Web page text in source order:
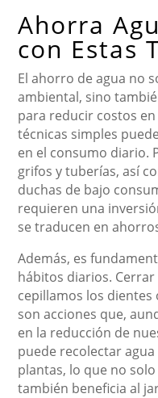
Ahorra
con Estas
El ahorro de agua no
ambiental, sino
para reducir costos
técnicas simples
en el consumo diario.
grifos y tuberías, así
duchas de bajo
requieren una
se traducen en
Además, es
hábitos diarios.
cepillamos los
son acciones que,
en la reducción de
puede recolectar
plantas, lo que no
también beneficia al